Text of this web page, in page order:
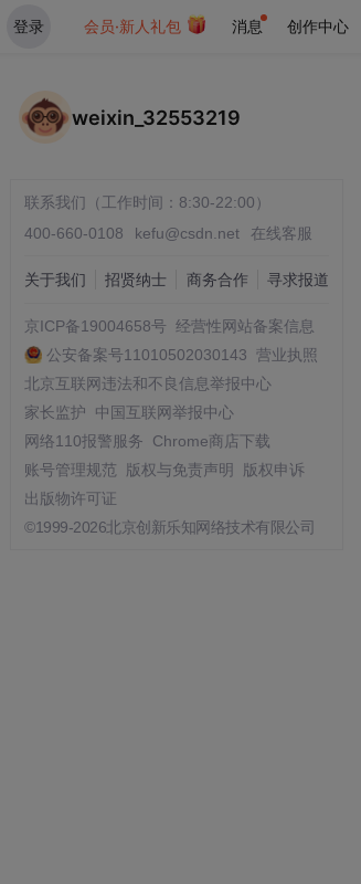
登录 会员·新人礼包 消息 创作中心
weixin_32553219
联系我们（工作时间：8:30-22:00）
400-660-0108
kefu@csdn.net 在线客服
关于我们 招贤纳士 商务合作 寻求报道
京ICP备19004658号 经营性网站备案信息
公安备案号11010502030143 营业执照
北京互联网违法和不良信息举报中心
家长监护
中国互联网举报中心
网络110报警服务
Chrome商店下载
账号管理规范
版权与免责声明
版权申诉
出版物许可证
©1999-2026北京创新乐知网络技术有限公司